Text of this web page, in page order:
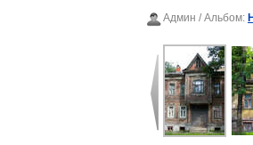
Админ / Альбом: